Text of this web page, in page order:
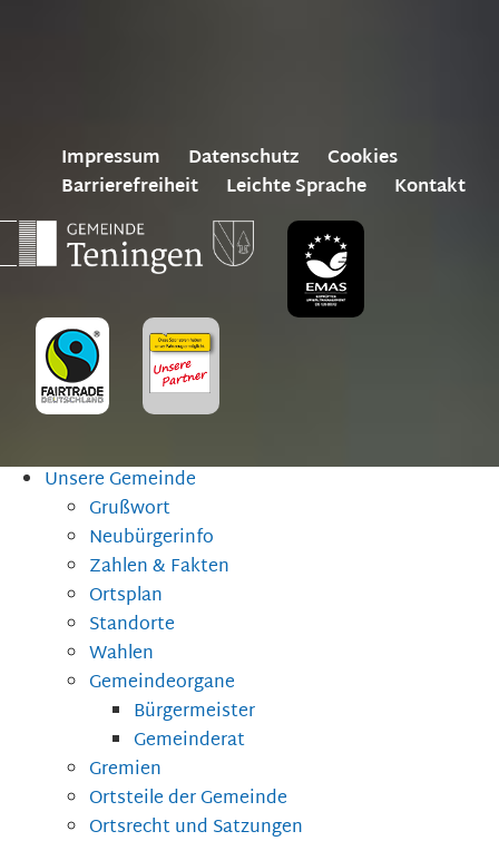
Impressum Datenschutz
Cookies
Barrierefreiheit
Leichte Sprache Kontakt
Unsere Gemeinde
Grußwort
Neubürgerinfo
Zahlen & Fakten
Ortsplan
Standorte
Wahlen
Gemeindeorgane
Bürgermeister
Gemeinderat
Gremien
Ortsteile der Gemeinde
Ortsrecht und Satzungen